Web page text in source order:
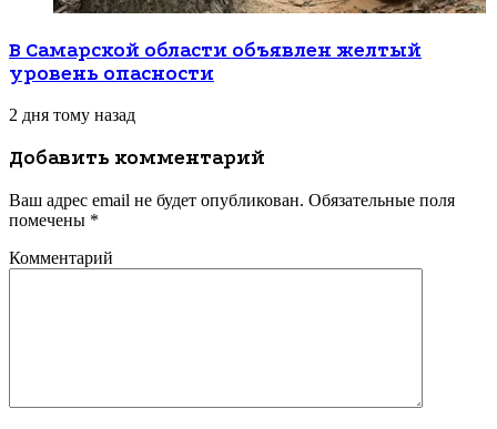
В Самарской области объявлен желтый
уровень опасности
2 дня тому назад
Добавить комментарий
Ваш адрес email не будет опубликован. Обязательные поля
помечены *
Комментарий